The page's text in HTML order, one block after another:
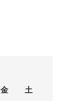
金 土